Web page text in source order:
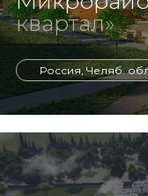
Россия, Челяб.
квартал»